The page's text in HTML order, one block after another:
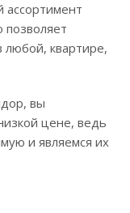
ассортимент
позволяет
любой, квартире,
вы
цене, ведь
и являемся их